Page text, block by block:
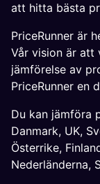
att hitta bästa
PriceRunner är
Vår vision är att
jämförelse av
PriceRunner en
Du kan jämföra
Danmark, UK,
Österrike,
Nederländerna,